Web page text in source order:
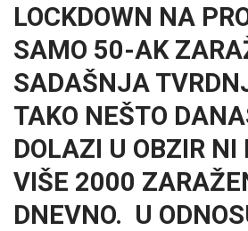
LOCKDOWN NA
SAMO 50-AK
SADAŠNJA
TAKO NEŠTO
DOLAZI U OBZIR NI
VIŠE 2000
DNEVNO. U